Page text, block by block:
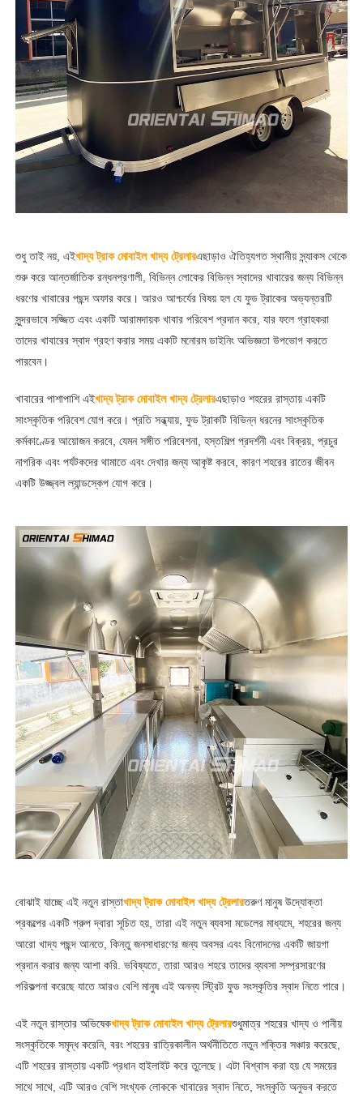
শুধু তাই নয়, এইখাদ্য ট্রাক মোবাইল খাদ্য ট্রেলারএছাড়াও ঐতিহ্যগত স্থানীয় স্ন্যাকস থেকে
শুরু করে আন্তর্জাতিক রন্ধনপ্রণালী, বিভিন্ন লোকের বিভিন্ন স্বাদের খাবারের জন্য বিভিন্ন
ধরণের খাবারের পছন্দ অফার করে। আরও আশ্চর্যের বিষয় হল যে ফুড ট্রাকের অভ্যন্তরটি
সুন্দরভাবে সজ্জিত এবং একটি আরামদায়ক খাবার পরিবেশ প্রদান করে, যার ফলে গ্রাহকরা
তাদের খাবারের স্বাদ গ্রহণ করার সময় একটি মনোরম ডাইনিং অভিজ্ঞতা উপভোগ করতে
পারবেন।
খাবারের পাশাপাশি এইখাদ্য ট্রাক মোবাইল খাদ্য ট্রেলারএছাড়াও শহরের রাস্তায় একটি
সাংস্কৃতিক পরিবেশ যোগ করে। প্রতি সন্ধ্যায়, ফুড ট্রাকটি বিভিন্ন ধরনের সাংস্কৃতিক
কর্মকাণ্ডের আয়োজন করবে, যেমন সঙ্গীত পরিবেশনা, হস্তশিল্প প্রদর্শনী এবং বিক্রয়, প্রচুর
নাগরিক এবং পর্যটকদের থামাতে এবং দেখার জন্য আকৃষ্ট করবে, কারণ শহরের রাতের জীবন
একটি উজ্জ্বল ল্যান্ডস্কেপ যোগ করে।
বোঝাই যাচ্ছে এই নতুন রাস্তাখাদ্য ট্রাক মোবাইল খাদ্য ট্রেলারতরুণ মানুষ উদ্যোক্তা
প্রকল্পের একটি গ্রুপ দ্বারা সূচিত হয়, তারা এই নতুন ব্যবসা মডেলের মাধ্যমে, শহরের জন্য
আরো খাদ্য পছন্দ আনতে, কিন্তু জনসাধারণের জন্য অবসর এবং বিনোদনের একটি জায়গা
প্রদান করার জন্য আশা করি. ভবিষ্যতে, তারা আরও শহরে তাদের ব্যবসা সম্প্রসারণের
পরিকল্পনা করেছে যাতে আরও বেশি মানুষ এই অনন্য স্ট্রিট ফুড সংস্কৃতির স্বাদ নিতে পারে।
এই নতুন রাস্তার অভিষেকখাদ্য ট্রাক মোবাইল খাদ্য ট্রেলারশুধুমাত্র শহরের খাদ্য ও পানীয়
সংস্কৃতিকে সমৃদ্ধ করেনি, বরং শহরের রাত্রিকালীন অর্থনীতিতে নতুন শক্তির সঞ্চার করেছে,
এটি শহরের রাস্তায় একটি প্রধান হাইলাইট করে তুলেছে। এটা বিশ্বাস করা হয় যে সময়ের
সাথে সাথে, এটি আরও বেশি সংখ্যক লোককে খাবারের স্বাদ নিতে, সংস্কৃতি অনুভব করতে